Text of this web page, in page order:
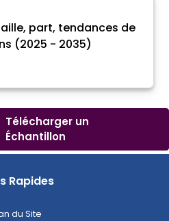
part, tendances de
(2025 - 2035)
Télécharger un
Échantillon
Rapides
du Site